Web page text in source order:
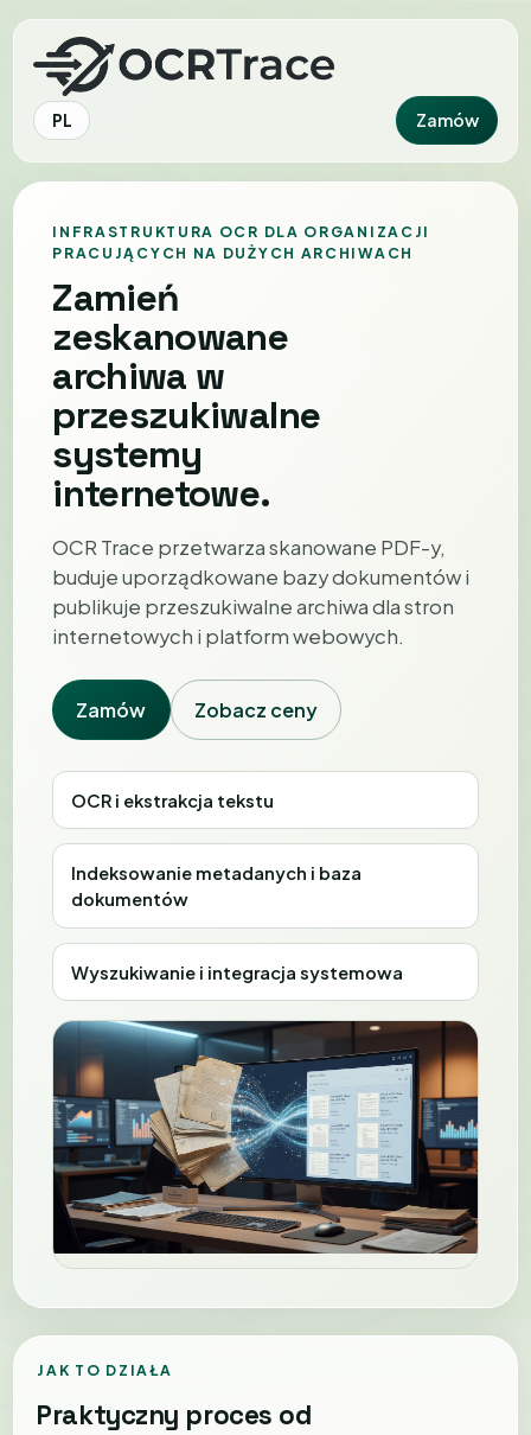
PL Zamów
INFRASTRUKTURA OCR DLA ORGANIZACJI
PRACUJĄCYCH NA DUŻYCH ARCHIWACH
Zamień
zeskanowane
archiwa w
przeszukiwalne
systemy
internetowe.
OCR Trace przetwarza skanowane PDF-y,
buduje uporządkowane bazy dokumentów i
publikuje przeszukiwalne archiwa dla stron
internetowych i platform webowych.
Zamów Zobacz ceny
OCR i ekstrakcja tekstu
Indeksowanie metadanych i baza
dokumentów
Wyszukiwanie i integracja systemowa
JAK TO DZIAŁA
Praktyczny proces od